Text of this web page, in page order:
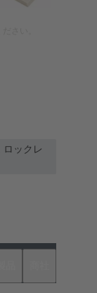
ロックレ